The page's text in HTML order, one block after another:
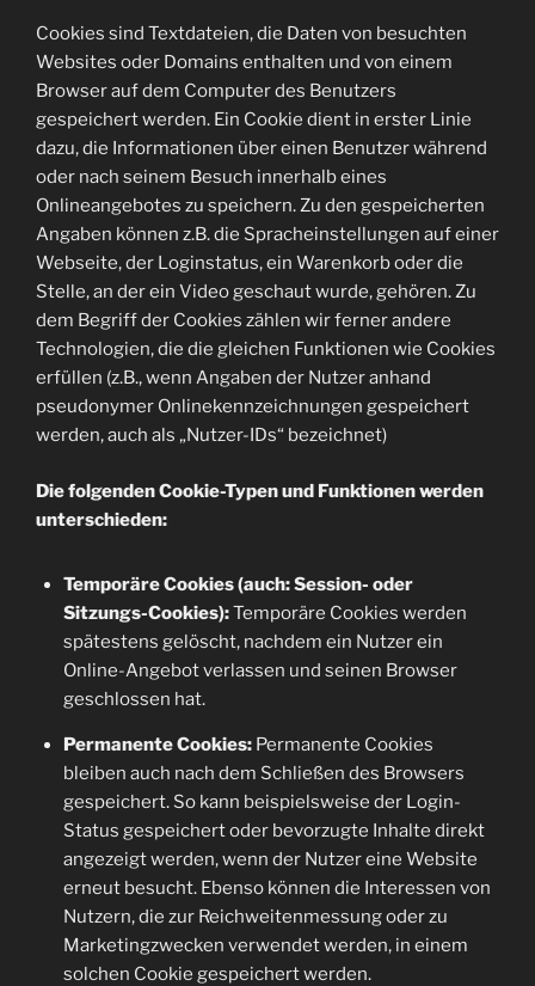
Cookies sind Textdateien, die Daten von besuchten
Websites oder Domains enthalten und von einem
Browser auf dem Computer des Benutzers
gespeichert werden. Ein Cookie dient in erster Linie
dazu, die Informationen über einen Benutzer während
oder nach seinem Besuch innerhalb eines
Onlineangebotes zu speichern. Zu den gespeicherten
Angaben können z.B. die Spracheinstellungen auf einer
Webseite, der Loginstatus, ein Warenkorb oder die
Stelle, an der ein Video geschaut wurde, gehören. Zu
dem Begriff der Cookies zählen wir ferner andere
Technologien, die die gleichen Funktionen wie Cookies
erfüllen (z.B., wenn Angaben der Nutzer anhand
pseudonymer Onlinekennzeichnungen gespeichert
werden, auch als „Nutzer-IDs“ bezeichnet)
Die folgenden Cookie-Typen und Funktionen werden
unterschieden:
Temporäre Cookies (auch: Session- oder
Sitzungs-Cookies):Temporäre Cookies werden
spätestens gelöscht, nachdem ein Nutzer ein
Online-Angebot verlassen und seinen Browser
geschlossen hat.
Permanente Cookies:Permanente Cookies
bleiben auch nach dem Schließen des Browsers
gespeichert. So kann beispielsweise der Login-
Status gespeichert oder bevorzugte Inhalte direkt
angezeigt werden, wenn der Nutzer eine Website
erneut besucht. Ebenso können die Interessen von
Nutzern, die zur Reichweitenmessung oder zu
Marketingzwecken verwendet werden, in einem
solchen Cookie gespeichert werden.